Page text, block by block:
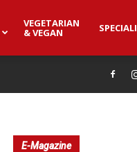
VEGETARIAN
& VEGAN SPECIALI
E-Magazine